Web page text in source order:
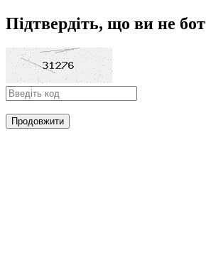
Підтвердіть, що ви не бот
Продовжити